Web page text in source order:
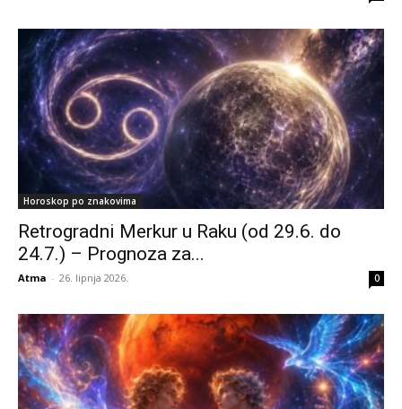
Horoskop po znakovima
Retrogradni Merkur u Raku (od 29.6. do
24.7.) – Prognoza za...
Atma - 26. lipnja 2026. 0